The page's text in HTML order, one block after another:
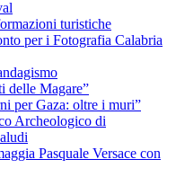
turistiche
per i Fotografia Calabria
delle Magare”
per Gaza: oltre i muri”
Archeologico di
Pasquale Versace con